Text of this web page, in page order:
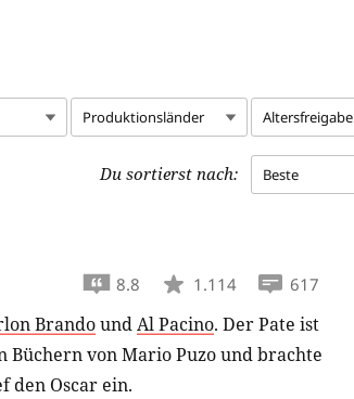
Produktionsländer Altersfreigabe
Du sortierst nach: Beste
8.8 1.114 617
BrandoundAl Pacino. Der Pate ist
von Mario Puzo und brachte
den Oscar ein.